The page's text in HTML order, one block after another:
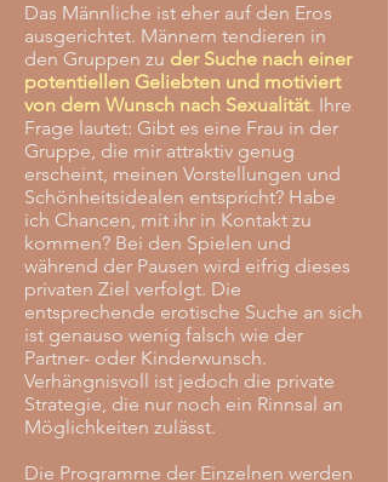
Das Männliche ist eher auf den Eros
ausgerichtet. Männern tendieren in
den Gruppen zu der Suche nach einer
potentiellen Geliebten und motiviert
von dem Wunsch nach Sexualität. Ihre
Frage lautet: Gibt es eine Frau in der
Gruppe, die mir attraktiv genug
erscheint, meinen Vorstellungen und
Schönheitsidealen entspricht? Habe
ich Chancen, mit ihr in Kontakt zu
kommen? Bei den Spielen und
während der Pausen wird eifrig dieses
privaten Ziel verfolgt. Die
entsprechende erotische Suche an sich
ist genauso wenig falsch wie der
Partner- oder Kinderwunsch.
Verhängnisvoll ist jedoch die private
Strategie, die nur noch ein Rinnsal an
Möglichkeiten zulässt.
Die Programme der Einzelnen werden